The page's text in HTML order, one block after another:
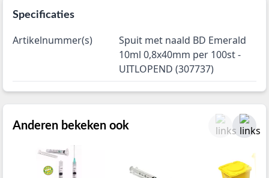
Specificaties
Artikelnummer(s)
Spuit met naald BD Emerald
10ml 0,8x40mm per 100st -
UITLOPEND (307737)
Anderen bekeken ook